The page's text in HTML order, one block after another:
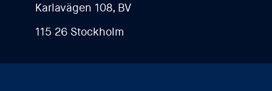
Karlavägen 108, BV
115 26 Stockholm